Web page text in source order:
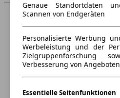
Genaue Standortdaten
Scannen von Endgeräten
Personalisierte Werbung
Werbeleistung und der
Zielgruppenforschung
Verbesserung von Angeboten
Essentielle Seitenfunktionen